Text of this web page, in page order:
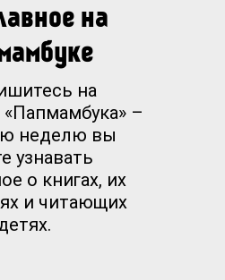
знакомых героев
история
со
зимние приключения
на
на
–
неделю вы
узнавать
о книгах, их
и читающих